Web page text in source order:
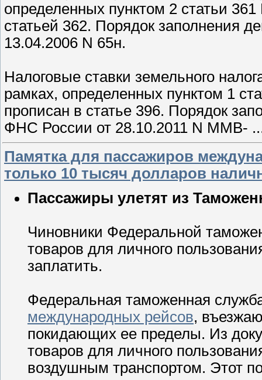
определенных пунктом 2 статьи
статьей 362. Порядок заполнения
13.04.2006 N 65н.
Налоговые ставки земельного
рамках, определенных пунктом 1
прописан в статье 396. Порядок
ФНС России от 28.10.2011 N ММВ-
Памятка для пассажиров
только 10 тысяч долларов
Пассажиры улетят из
Чиновники Федеральной
товаров для личного
заплатить.
Федеральная таможенная
международных рейсов,
покидающих ее пределы. Из
товаров для личного
воздушным транспортом. Этот